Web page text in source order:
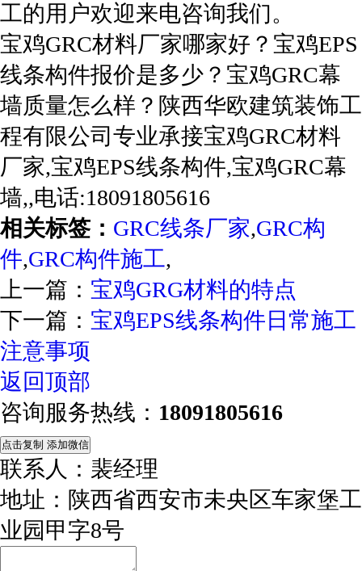
工的用户欢迎来电咨询我们。
宝鸡GRC材料厂家哪家好？宝鸡EPS
线条构件报价是多少？宝鸡GRC幕
墙质量怎么样？陕西华欧建筑装饰工
程有限公司专业承接宝鸡GRC材料
厂家,宝鸡EPS线条构件,宝鸡GRC幕
墙,,电话:18091805616
相关标签： GRC线条厂家,GRC构
件,GRC构件施工,
上一篇： 宝鸡GRG材料的特点
下一篇： 宝鸡EPS线条构件日常施工
注意事项
返回顶部
咨询服务热线： 18091805616
点击复制 添加微信
联系人：裴经理
地址：陕西省西安市未央区车家堡工
业园甲字8号